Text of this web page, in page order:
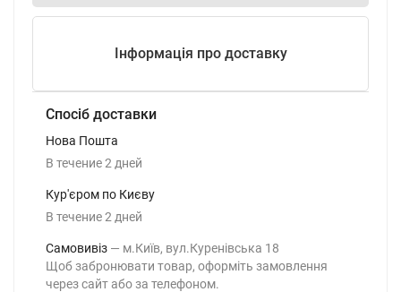
Інформація про доставку
Спосіб доставки
Нова Пошта
В течение2 дней
Кур'єром по Києву
В течение2 дней
Самовивіз
м.Київ, вул.Куренівська 18
Щоб забронювати товар, оформіть замовлення
через сайт або за телефоном.